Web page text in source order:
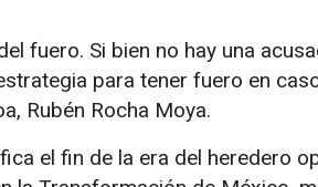
fuero. Si bien no hay una
para tener fuero en
Rubén Rocha Moya.
el fin de la era del heredero